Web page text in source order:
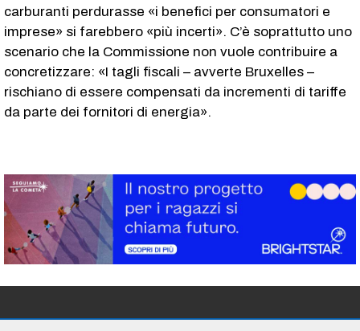
carburanti perdurasse «i benefici per consumatori e
imprese» si farebbero «più incerti». C’è soprattutto uno
scenario che la Commissione non vuole contribuire a
concretizzare: «I tagli fiscali – avverte Bruxelles –
rischiano di essere compensati da incrementi di tariffe
da parte dei fornitori di energia».